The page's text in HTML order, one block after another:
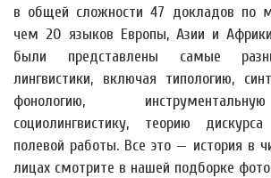
в общей сложности 47 докладов по
чем 20 языков Европы, Азии и
были представлены самые
лингвистики, включая типологию,
фонологию,
социолингвистику, теорию
полевой работы. Все это — история в
лицах смотрите в нашей подборке